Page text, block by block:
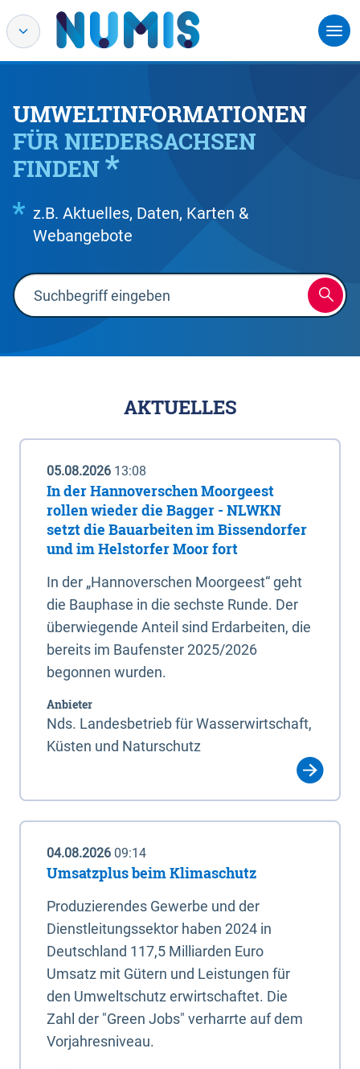
UMWELTINFORMATIONEN
FÜR NIEDERSACHSEN
FINDEN
z.B. Aktuelles, Daten, Karten &
Webangebote
AKTUELLES
05.08.2026 13:08
In der Hannoverschen Moorgeest
rollen wieder die Bagger - NLWKN
setzt die Bauarbeiten im Bissendorfer
und im Helstorfer Moor fort
In der „Hannoverschen Moorgeest“ geht
die Bauphase in die sechste Runde. Der
überwiegende Anteil sind Erdarbeiten, die
bereits im Baufenster 2025/2026
begonnen wurden.
Anbieter
Nds. Landesbetrieb für Wasserwirtschaft,
Küsten und Naturschutz
04.08.2026 09:14
Umsatzplus beim Klimaschutz
Produzierendes Gewerbe und der
Dienstleitungssektor haben 2024 in
Deutschland 117,5 Milliarden Euro
Umsatz mit Gütern und Leistungen für
den Umweltschutz erwirtschaftet. Die
Zahl der "Green Jobs" verharrte auf dem
Vorjahresniveau.